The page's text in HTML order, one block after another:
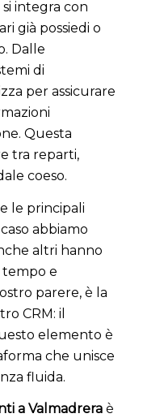
integra con
già possiedi o
Dalle
di
per assicurare
Questa
tra reparti,
coeso.
le principali
abbiamo
altri hanno
tempo e
parere, è la
CRM: il
elemento è
che unisce
fluida.
a Valmadreraè